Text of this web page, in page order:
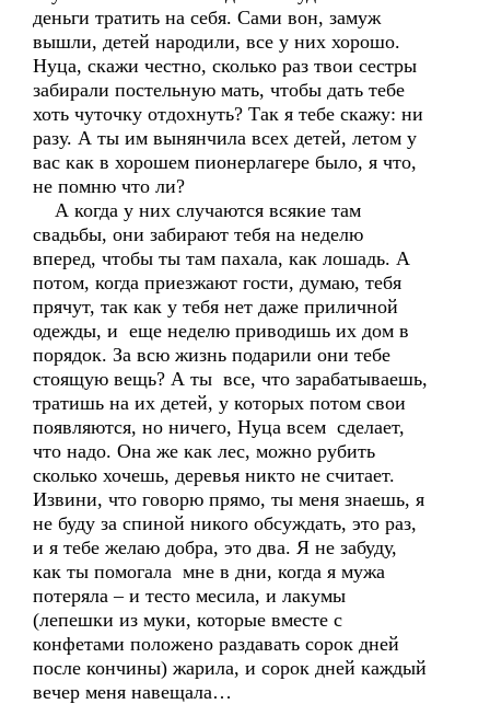
деньги тратить на себя. Сами вон, замуж
вышли, детей народили, все у них хорошо.
Нуца, скажи честно, сколько раз твои сестры
забирали постельную мать, чтобы дать тебе
хоть чуточку отдохнуть? Так я тебе скажу: ни
разу. А ты им вынянчила всех детей, летом у
вас как в хорошем пионерлагере было, я что,
не помню что ли?
А когда у них случаются всякие там
свадьбы, они забирают тебя на неделю
вперед, чтобы ты там пахала, как лошадь. А
потом, когда приезжают гости, думаю, тебя
прячут, так как у тебя нет даже приличной
одежды, и еще неделю приводишь их дом в
порядок. За всю жизнь подарили они тебе
стоящую вещь? А ты все, что зарабатываешь,
тратишь на их детей, у которых потом свои
появляются, но ничего, Нуца всем сделает,
что надо. Она же как лес, можно рубить
сколько хочешь, деревья никто не считает.
Извини, что говорю прямо, ты меня знаешь, я
не буду за спиной никого обсуждать, это раз,
и я тебе желаю добра, это два. Я не забуду,
как ты помогала мне в дни, когда я мужа
потеряла – и тесто месила, и лакумы
(лепешки из муки, которые вместе с
конфетами положено раздавать сорок дней
после кончины) жарила, и сорок дней каждый
вечер меня навещала…